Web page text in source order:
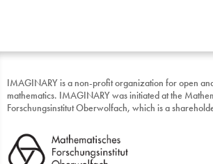
IMAGINARY is a non-profit organization for open
mathematics. IMAGINARY was initiated at the
Forschungsinstitut Oberwolfach, which is a